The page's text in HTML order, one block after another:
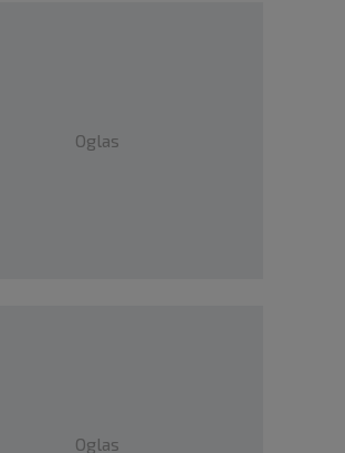
Oglas
Oglas